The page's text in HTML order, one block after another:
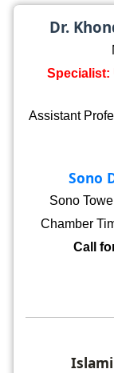
Dr.
Specialist:
Assistant
Sono
Sono
Chamber
Call